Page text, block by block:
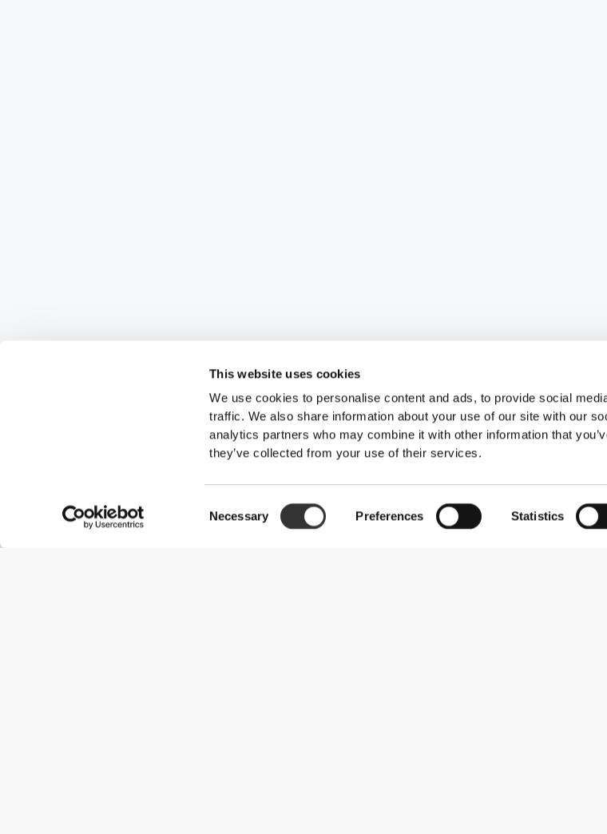
This website uses cookies
We use cookies to personalise content and ads, to provide social
traffic. We also share information about your use of our site with our
analytics partners who may combine it with other information that
they’ve collected from your use of their services.
Selection
Necessary Preferences Statistics